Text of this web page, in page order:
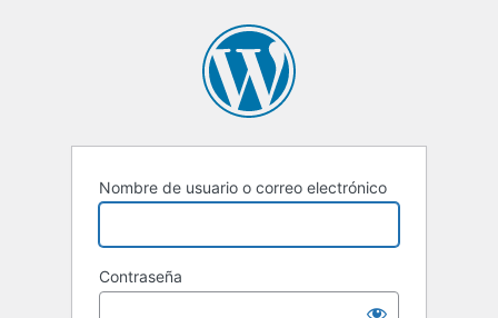
Nombre de usuario o correo electrónico
Contraseña